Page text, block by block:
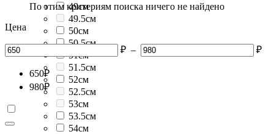
49см
49.5см
50см
50.5см
51см
51.5см
52см
52.5см
53см
53.5см
54см
По этим критериям поиска ничего не найдено
Цена
₽ – ₽
650₽
980₽